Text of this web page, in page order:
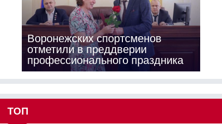
Воронежских спортсменов
отметили в преддверии
профессионального праздника
ТОП